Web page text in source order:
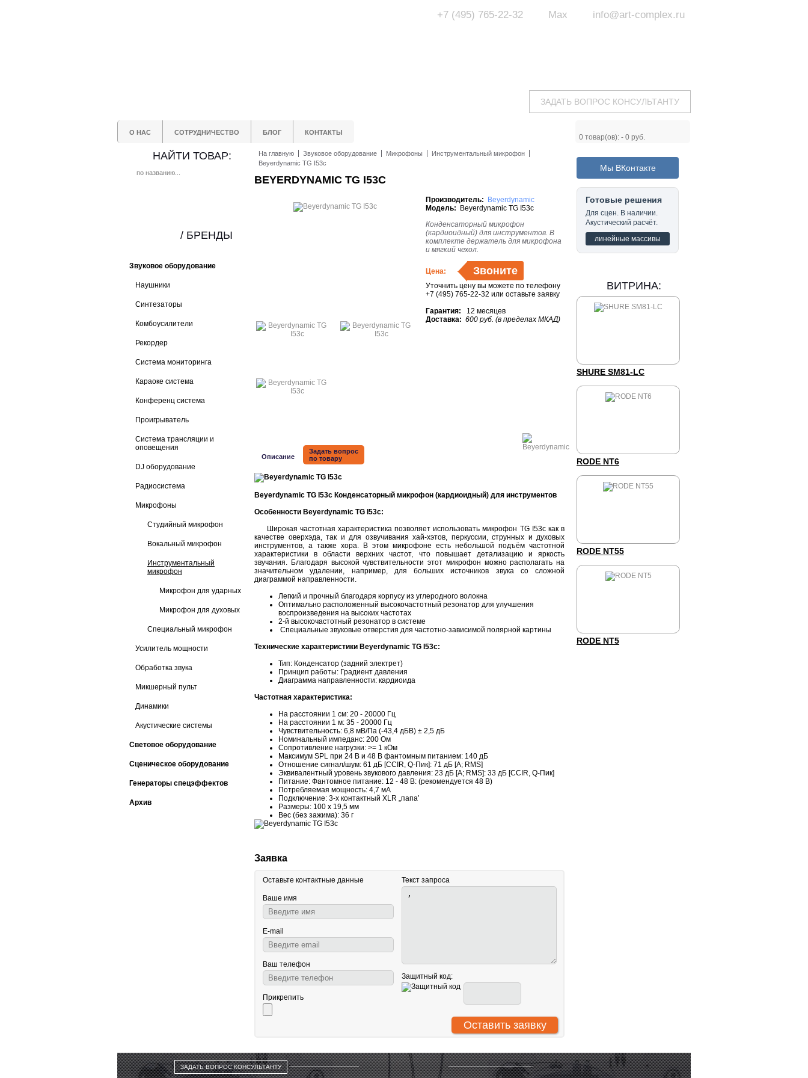
info@art-complex.ru
Max
+7 (495) 765-22-32
ЗАДАТЬ ВОПРОС КОНСУЛЬТАНТУ
О НАС СОТРУДНИЧЕСТВО БЛОГ КОНТАКТЫ
0 товар(ов): - 0 руб.
НАЙТИ ТОВАР:
Звуковое оборудование
Наушники
Синтезаторы
Комбоусилители
Рекордер
Система мониторинга
Караоке система
Конференц система
Проигрыватель
Система трансляции и
оповещения
DJ оборудование
Радиосистема
Микрофоны
Студийный микрофон
Вокальный микрофон
Инструментальный
микрофон
Микрофон для ударных
Микрофон для духовых
Специальный микрофон
Усилитель мощности
Обработка звука
Микшерный пульт
Динамики
Акустические системы
Световое оборудование
Сценическое оборудование
Генераторы спецэффектов
Архив
/ БРЕНДЫ
На главную Звуковое оборудование Микрофоны
Инструментальный микрофон
Beyerdynamic TG I53c
BEYERDYNAMIC TG I53C
Производитель:
Beyerdynamic
Модель: Beyerdynamic TG I53c
Конденсаторный микрофон
(кардиоидный) для инструментов. В
комплекте держатель для микрофона
и мягкий чехол.
Цена: Звоните
Уточнить цену вы можете по телефону
+7 (495) 765-22-32 или оставьте заявку
Гарантия: 12 месяцев
Доставка: 600 руб. (в пределах МКАД)
Описание
Задать вопрос
по товару
Beyerdynamic TG I53с Конденсаторный микрофон (кардиоидный) для инструментов
Особенности Beyerdynamic TG I53с:
Широкая частотная характеристика позволяет использовать микрофон TG I53c как в
качестве оверхэда, так и для озвучивания хай-хэтов, перкуссии, струнных и духовых
инструментов, а также хора. В этом микрофоне есть небольшой подъём частотной
характеристики в области верхних частот, что повышает детализацию и яркость
звучания. Благодаря высокой чувствительности этот микрофон можно располагать на
значительном удалении, например, для больших источников звука со сложной
диаграммой направленности.
Легкий и прочный благодаря корпусу из углеродного волокна
Оптимально расположенный высокочастотный резонатор для улучшения
воспроизведения на высоких частотах
2-й высокочастотный резонатор в системе
Специальные звуковые отверстия для частотно-зависимой полярной картины
Технические характеристики Beyerdynamic TG I53с:
Тип: Конденсатор (задний электрет)
Принцип работы: Градиент давления
Диаграмма направленности: кардиоида
Частотная характеристика:
На расстоянии 1 см: 20 - 20000 Гц
На расстоянии 1 м: 35 - 20000 Гц
Чувствительность: 6,8 мВ/Па (-43,4 дБВ) ± 2,5 дБ
Номинальный импеданс: 200 Ом
Сопротивление нагрузки: >= 1 кОм
Максимум SPL при 24 В и 48 В фантомным питанием: 140 дБ
Отношение сигнал/шум: 61 дБ [CCIR, Q-Пик]: 71 дБ [A; RMS]
Эквивалентный уровень звукового давления: 23 дБ [A; RMS]: 33 дБ [CCIR, Q-Пик]
Питание: Фантомное питание: 12 - 48 В: (рекомендуется 48 В)
Потребляемая мощность: 4,7 мА
Подключение: 3-х контактный XLR „папа‛
Размеры: 100 х 19,5 мм
Вес (без зажима): 36 г
Заявка
Оставьте контактные данные
Ваше имя
E-mail
Ваш телефон
Прикрепить
Текст запроса
Защитный код:
Мы ВКонтакте
Готовые решения
Для сцен. В наличии.
Акустический расчёт.
линейные массивы
ВИТРИНА:
SHURE SM81-LC
RODE NT6
RODE NT55
RODE NT5
ЗАДАТЬ ВОПРОС КОНСУЛЬТАНТУ